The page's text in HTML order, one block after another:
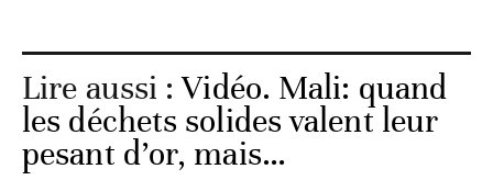
Lire aussi :Vidéo. Mali: quand
les déchets solides valent leur
pesant d’or, mais…